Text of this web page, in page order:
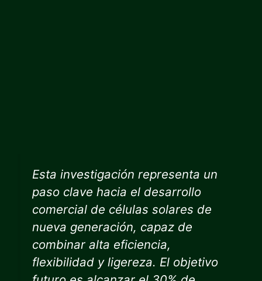
Esta investigación representa un
paso clave hacia el desarrollo
comercial de células solares de
nueva generación, capaz de
combinar alta eficiencia,
flexibilidad y ligereza. El objetivo